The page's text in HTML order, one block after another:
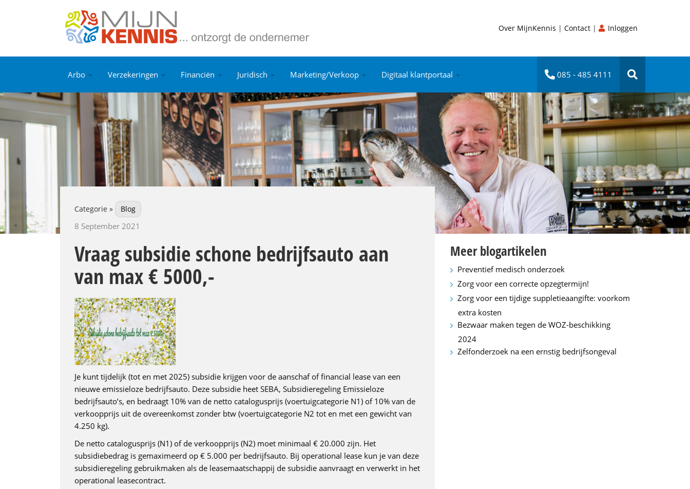
Over MijnKennis | Contact | Inloggen
Arbo Verzekeringen Financiën Juridisch Marketing/Verkoop Digitaal klantportaal 085 - 485 4111
Categorie » Blog
8 September 2021
Vraag subsidie schone bedrijfsauto aan
van max € 5000,-
Je kunt tijdelijk (tot en met 2025) subsidie krijgen voor de aanschaf of financial lease van een
nieuwe emissieloze bedrijfsauto. Deze subsidie heet SEBA, Subsidieregeling Emissieloze
bedrijfsauto’s, en bedraagt 10% van de netto catalogusprijs (voertuigcategorie N1) of 10% van de
verkoopprijs uit de overeenkomst zonder btw (voertuigcategorie N2 tot en met een gewicht van
4.250 kg).
De netto catalogusprijs (N1) of de verkoopprijs (N2) moet minimaal € 20.000 zijn. Het
subsidiebedrag is gemaximeerd op € 5.000 per bedrijfsauto. Bij operational lease kun je van deze
subsidieregeling gebruikmaken als de leasemaatschappij de subsidie aanvraagt en verwerkt in het
operational leasecontract.
Meer blogartikelen
Preventief medisch onderzoek
Zorg voor een correcte opzegtermijn!
Zorg voor een tijdige suppletieaangifte: voorkom
extra kosten
Bezwaar maken tegen de WOZ-beschikking
2024
Zelfonderzoek na een ernstig bedrijfsongeval